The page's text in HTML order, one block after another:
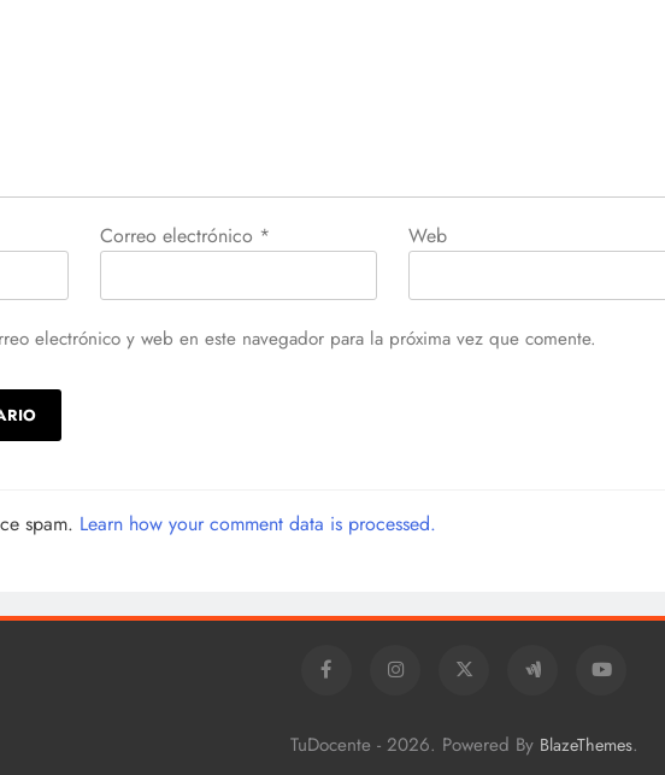
Correo electrónico * Web
electrónico y web en este navegador para la próxima vez que comente.
spam. Learn how your comment data is processed.
TuDocente - 2026. Powered By BlazeThemes.